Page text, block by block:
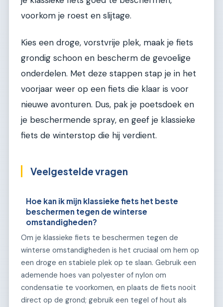
voorkom je roest en slijtage.
Kies een droge, vorstvrije plek, maak je fiets
grondig schoon en bescherm de gevoelige
onderdelen. Met deze stappen stap je in het
voorjaar weer op een fiets die klaar is voor
nieuwe avonturen. Dus, pak je poetsdoek en
je beschermende spray, en geef je klassieke
fiets de winterstop die hij verdient.
Veelgestelde vragen
Hoe kan ik mijn klassieke fiets het beste
beschermen tegen de winterse
omstandigheden?
Om je klassieke fiets te beschermen tegen de
winterse omstandigheden is het cruciaal om hem op
een droge en stabiele plek op te slaan. Gebruik een
ademende hoes van polyester of nylon om
condensatie te voorkomen, en plaats de fiets nooit
direct op de grond; gebruik een tegel of hout als